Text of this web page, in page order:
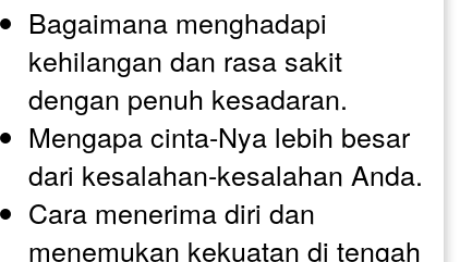
Bagaimana menghadapi
kehilangan dan rasa sakit
dengan penuh kesadaran.
Mengapa cinta-Nya lebih besar
dari kesalahan-kesalahan Anda.
Cara menerima diri dan
menemukan kekuatan di tengah